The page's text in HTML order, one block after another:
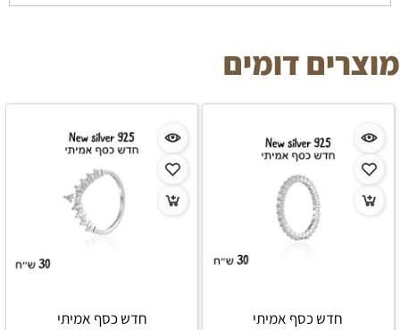
מוצרים דומים
חדש כסף אמיתי חדש כסף אמיתי